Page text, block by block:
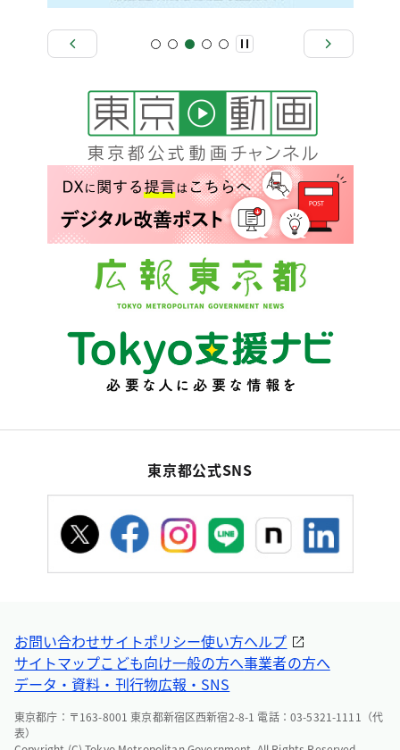
東京都公式SNS
お問い合わせサイトポリシー使い方ヘルプ
サイトマップこども向け一般の方へ事業者の方へ
データ・資料・刊行物広報・SNS
東京都庁：〒163-8001 東京都新宿区西新宿2-8-1 電話：03-5321-1111（代
表）